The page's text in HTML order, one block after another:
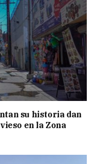
su historia dan
en la Zona